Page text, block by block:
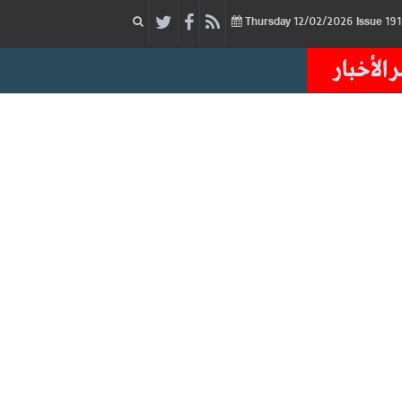
12/02/2026 Issue
الأخبار